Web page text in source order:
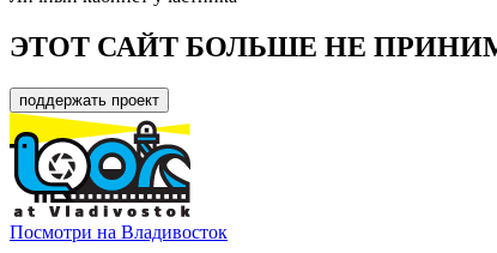
ЭТОТ САЙТ БОЛЬШЕ НЕ
поддержать проект
Посмотри на Владивосток